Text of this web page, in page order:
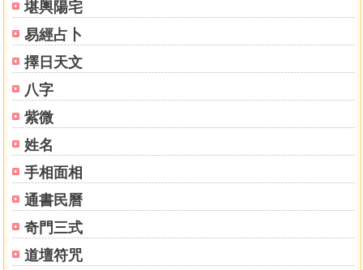
堪輿陽宅
易經占卜
擇日天文
八字
紫微
姓名
手相面相
通書民曆
奇門三式
道壇符咒